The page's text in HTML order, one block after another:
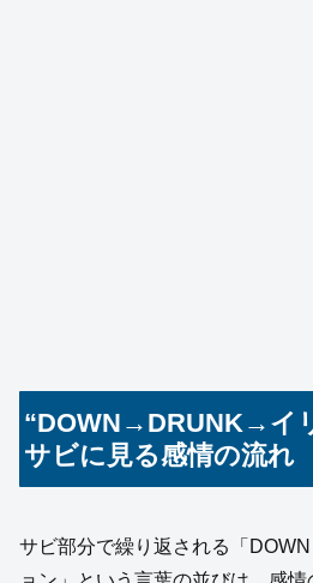
“DOWN→DRUNK→イ
サビに見る感情の流れ
サビ部分で繰り返される「